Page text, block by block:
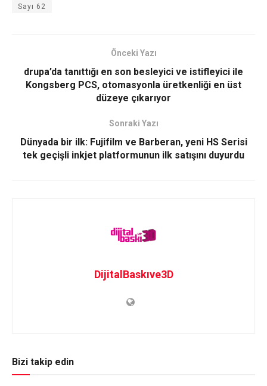
Sayı 62
Önceki Yazı
drupa’da tanıttığı en son besleyici ve istifleyici ile
Kongsberg PCS, otomasyonla üretkenliği en üst
düzeye çıkarıyor
Sonraki Yazı
Dünyada bir ilk: Fujifilm ve Barberan, yeni HS Serisi
tek geçişli inkjet platformunun ilk satışını duyurdu
DijitalBaskıve3D
Bizi takip edin